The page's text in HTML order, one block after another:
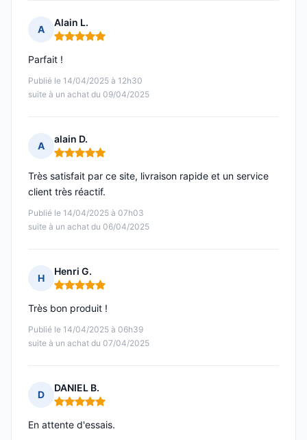
A
Alain L.
Note : 5 sur 5
Publié le 14/04/2025 à 12h30
suite à un achat du 09/04/2025
Parfait !
A
alain D.
Note : 5 sur 5
Publié le 14/04/2025 à 07h03
suite à un achat du 06/04/2025
Très satisfait par ce site, livraison rapide et un service
client très réactif.
H
Henri G.
Note : 5 sur 5
Publié le 14/04/2025 à 06h39
suite à un achat du 07/04/2025
Très bon produit !
D
DANIEL B.
Note : 5 sur 5
En attente d'essais.